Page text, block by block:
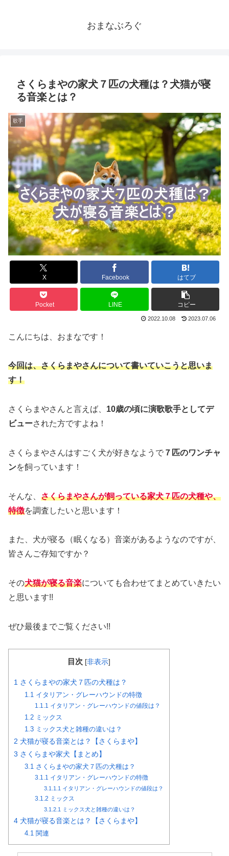
おまなぶろぐ
さくらまやの家犬７匹の犬種は？犬猫が寝
る音楽とは？
歌手
X Facebook はてブ
Pocket LINE コピー
2022.10.08 2023.07.06
こんにちは、おまなです！
今回は、さくらまやさんについて書いていこうと思いま
す！
さくらまやさんと言えば、 10歳の頃に演歌歌手としてデ
ビューされた方ですよね！
さくらまやさんはすごく犬が好きなようで ７匹のワンチャ
ンを飼っています！
そんな、 さくらまやさんが飼っている家犬７匹の犬種や、
特徴を調査したいと思います！
また、犬が寝る（眠くなる）音楽があるようなのですが、
皆さんご存知ですか？
その犬猫が寝る音楽についても合わせてまとめていきたい
と思います!!
ぜひ最後までご覧ください!!
目次 [非表示]
1 さくらまやの家犬７匹の犬種は？
1.1 イタリアン・グレーハウンドの特徴
1.1.1 イタリアン・グレーハウンドの値段は？
1.2 ミックス
1.3 ミックス犬と雑種の違いは？
2 犬猫が寝る音楽とは？【さくらまや】
3 さくらまや家犬【まとめ】
3.1 さくらまやの家犬７匹の犬種は？
3.1.1 イタリアン・グレーハウンドの特徴
3.1.1.1 イタリアン・グレーハウンドの値段は？
3.1.2 ミックス
3.1.2.1 ミックス犬と雑種の違いは？
4 犬猫が寝る音楽とは？【さくらまや】
4.1 関連